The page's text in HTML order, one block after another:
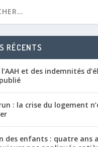
RÉCENTS
et des indemnités
: la crise du logement
des enfants : quatre ans